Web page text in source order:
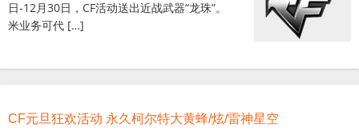
日-12月30日，CF活动送出近战武器“龙珠”。
米业务可代 […]
CF元旦狂欢活动 永久柯尔特大黄蜂/炫/雷神星空